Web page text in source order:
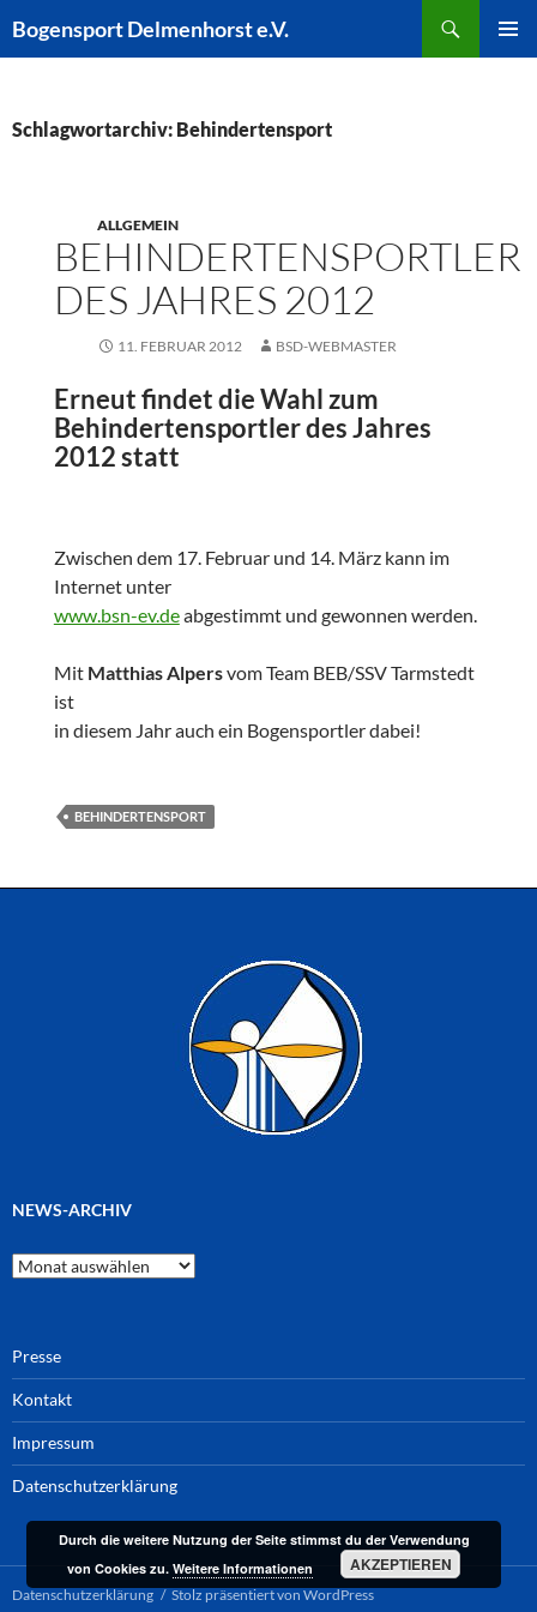
Inhalt
Bogensport Delmenhorst e.V.
Schlagwortarchiv: Behindertensport
ALLGEMEIN
BEHINDERTENSPORTLER
DES JAHRES 2012
11. FEBRUAR 2012 BSD-WEBMASTER
Erneut findet die Wahl zum
Behindertensportler des Jahres
2012 statt
Zwischen dem 17. Februar und 14. März kann im
Internet unter
www.bsn-ev.deabgestimmt und gewonnen werden.
Mit Matthias Alpersvom Team BEB/SSV Tarmstedt
ist
in diesem Jahr auch ein Bogensportler dabei!
BEHINDERTENSPORT
NEWS-ARCHIV
News-
Archiv
Presse
Kontakt
Impressum
Datenschutzerklärung
Datenschutzerklärung Stolz präsentiert von WordPress
Durch die weitere Nutzung der Seite stimmst du der Verwendung
von Cookies zu.Weitere Informationen AKZEPTIEREN